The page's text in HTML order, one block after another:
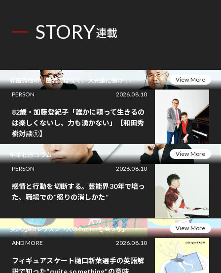
STORY連載
和田秀樹の「医者ではなく、大先輩に聞け！」
View More
PERSON
2026.08.10
82歳・加藤登紀子「誰かに頼って生きるの
は楽しくないし、力も湧かない」【和田秀
樹対談①】
桝本壮志コラム
View More
PERSON
2026.08.10
感情と行動を切断する。芸能界30年で培っ
た、職場での“怒りの消しかた”
英語力0.5レッスン「人のEnglishを笑うな」
View More
AND MORE
2026.08.10
フィギュアスケート樋口新葉選手の英語解